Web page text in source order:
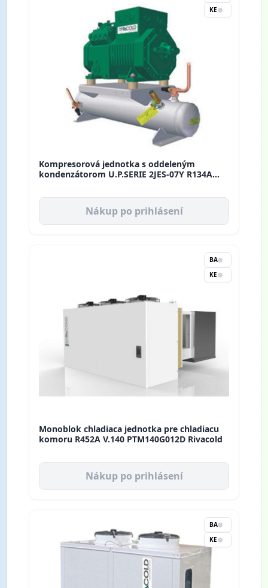
KE
Kompresorová jednotka s oddeleným
kondenzátorom U.P.SERIE 2JES-07Y R134A
Nákup po prihlásení
BA
KE
Monoblok chladiaca jednotka pre chladiacu
komoru R452A V.140 PTM140G012D Rivacold
Nákup po prihlásení
BA
KE